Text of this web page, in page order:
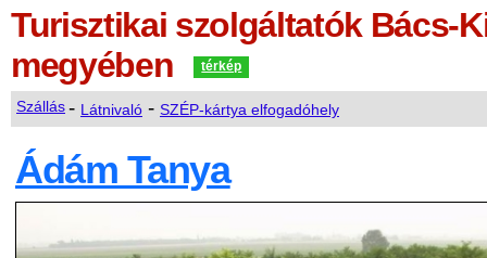
Turisztikai szolgáltatók Bács-
megyében
térkép
Szállás- Látnivaló - SZÉP-kártya elfogadóhely
Ádám Tanya